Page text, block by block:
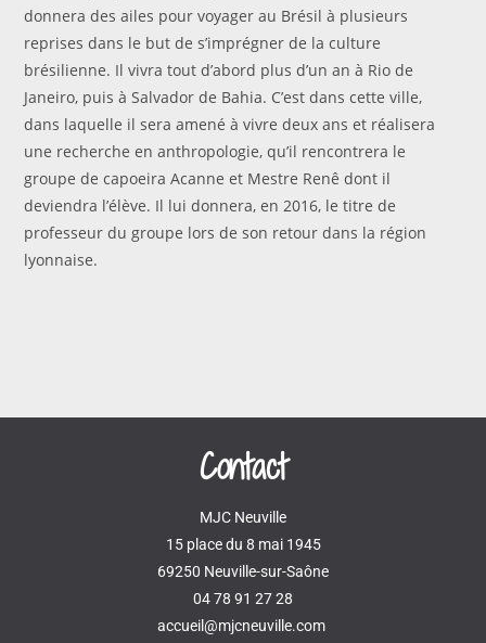
donnera des ailes pour voyager au Brésil à plusieurs
reprises dans le but de s’imprégner de la culture
brésilienne. Il vivra tout d’abord plus d’un an à Rio de
Janeiro, puis à Salvador de Bahia. C’est dans cette ville,
dans laquelle il sera amené à vivre deux ans et réalisera
une recherche en anthropologie, qu’il rencontrera le
groupe de capoeira Acanne et Mestre Renê dont il
deviendra l’élève. Il lui donnera, en 2016, le titre de
professeur du groupe lors de son retour dans la région
lyonnaise.
Contact
MJC Neuville
15 place du 8 mai 1945
69250 Neuville-sur-Saône
04 78 91 27 28
accueil@mjcneuville.com